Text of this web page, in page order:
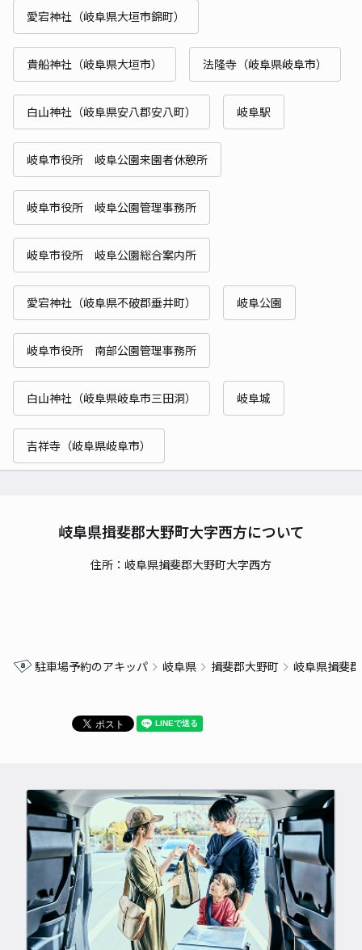
愛宕神社（岐阜県大垣市錦町）
貴船神社（岐阜県大垣市） 法隆寺（岐阜県岐阜市）
白山神社（岐阜県安八郡安八町） 岐阜駅
岐阜市役所 岐阜公園来園者休憩所
岐阜市役所 岐阜公園管理事務所
岐阜市役所 岐阜公園総合案内所
愛宕神社（岐阜県不破郡垂井町） 岐阜公園
岐阜市役所 南部公園管理事務所
白山神社（岐阜県岐阜市三田洞） 岐阜城
吉祥寺（岐阜県岐阜市）
岐阜県揖斐郡大野町大字西方について
住所：岐阜県揖斐郡大野町大字西方
駐車場予約のアキッパ 岐阜県 揖斐郡大野町 岐阜県揖斐